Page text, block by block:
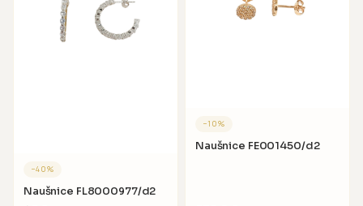
−40%
Naušnice FL8000977/d2
−10%
Naušnice FE001450/d2